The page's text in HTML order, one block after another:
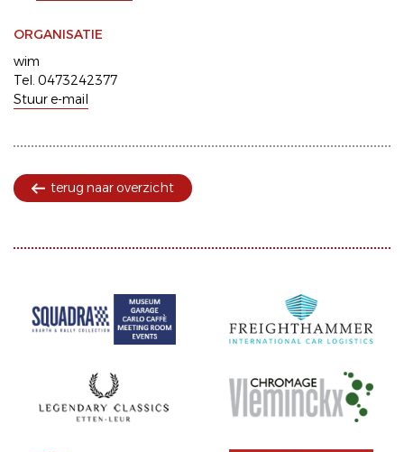
ORGANISATIE
wim
Tel. 0473242377
Stuur e-mail
terug naar overzicht